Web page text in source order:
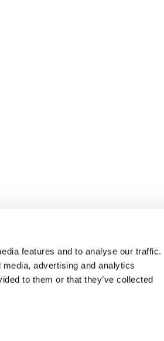
features and to analyse our traffic.
advertising and analytics
to them or that they’ve collected